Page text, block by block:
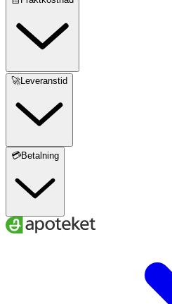
🚀Leveranstid
💳Betalning